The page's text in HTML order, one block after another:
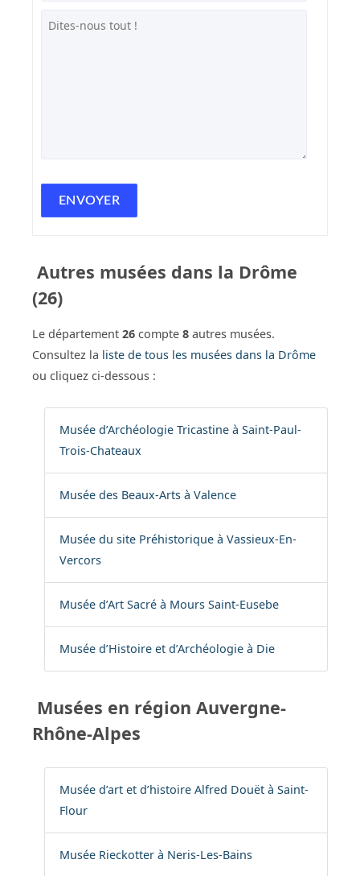
Autres musées dans la Drôme
(26)
Le département 26 compte 8 autres musées.
Consultez la liste de tous les musées dans la Drôme
ou cliquez ci-dessous :
Musée d’Archéologie Tricastine à Saint-Paul-
Trois-Chateaux
Musée des Beaux-Arts à Valence
Musée du site Préhistorique à Vassieux-En-
Vercors
Musée d’Art Sacré à Mours Saint-Eusebe
Musée d’Histoire et d’Archéologie à Die
Musées en région Auvergne-
Rhône-Alpes
Musée d’art et d’histoire Alfred Douët à Saint-
Flour
Musée Rieckotter à Neris-Les-Bains